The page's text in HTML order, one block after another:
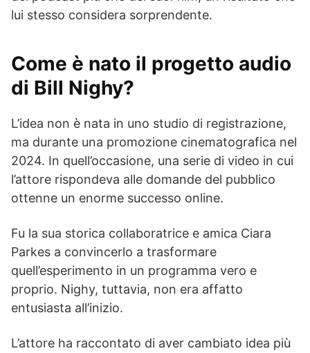
lui stesso considera sorprendente.
Come è nato il progetto audio
di Bill Nighy?
L’idea non è nata in uno studio di registrazione,
ma durante una promozione cinematografica nel
2024. In quell’occasione, una serie di video in cui
l’attore rispondeva alle domande del pubblico
ottenne un enorme successo online.
Fu la sua storica collaboratrice e amica Ciara
Parkes a convincerlo a trasformare
quell’esperimento in un programma vero e
proprio. Nighy, tuttavia, non era affatto
entusiasta all’inizio.
L’attore ha raccontato di aver cambiato idea più